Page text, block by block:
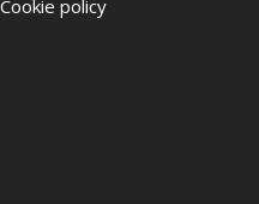
Cookie policy